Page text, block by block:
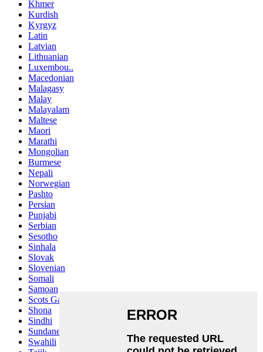
Khmer
Kurdish
Kyrgyz
Latin
Latvian
Lithuanian
Luxembou..
Macedonian
Malagasy
Malay
Malayalam
Maltese
Maori
Marathi
Mongolian
Burmese
Nepali
Norwegian
Pashto
Persian
Punjabi
Serbian
Sesotho
Sinhala
Slovak
Slovenian
Somali
Samoan
Scots Gaelic
Shona
Sindhi
Sundanese
Swahili